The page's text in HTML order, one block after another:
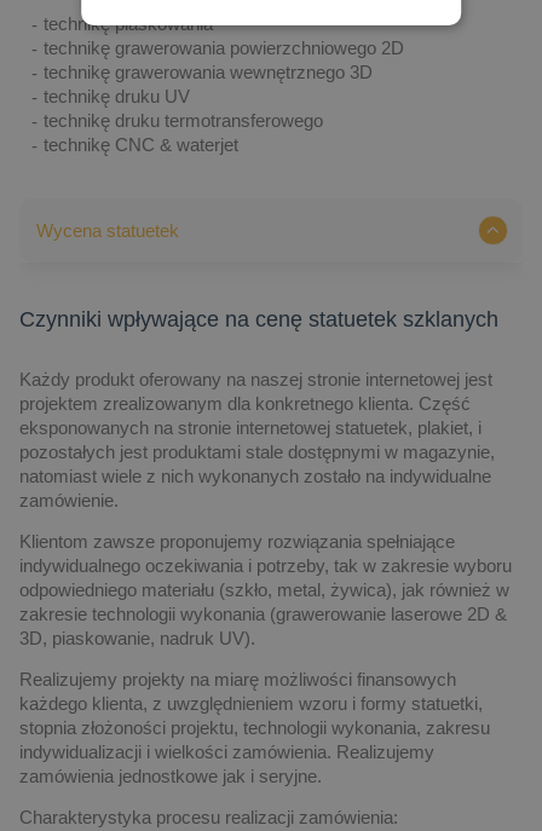
technikę piaskowania
technikę grawerowania powierzchniowego 2D
technikę grawerowania wewnętrznego 3D
technikę druku UV
technikę druku termotransferowego
technikę CNC & waterjet
Wycena statuetek
Czynniki wpływające na cenę statuetek szklanych
Każdy produkt oferowany na naszej stronie internetowej jest
projektem zrealizowanym dla konkretnego klienta. Część
eksponowanych na stronie internetowej statuetek, plakiet, i
pozostałych jest produktami stale dostępnymi w magazynie,
natomiast wiele z nich wykonanych zostało na indywidualne
zamówienie.
Klientom zawsze proponujemy rozwiązania spełniające
indywidualnego oczekiwania i potrzeby, tak w zakresie wyboru
odpowiedniego materiału (szkło, metal, żywica), jak również w
zakresie technologii wykonania (grawerowanie laserowe 2D &
3D, piaskowanie, nadruk UV).
Realizujemy projekty na miarę możliwości finansowych
każdego klienta, z uwzględnieniem wzoru i formy statuetki,
stopnia złożoności projektu, technologii wykonania, zakresu
indywidualizacji i wielkości zamówienia. Realizujemy
zamówienia jednostkowe jak i seryjne.
Charakterystyka procesu realizacji zamówienia: